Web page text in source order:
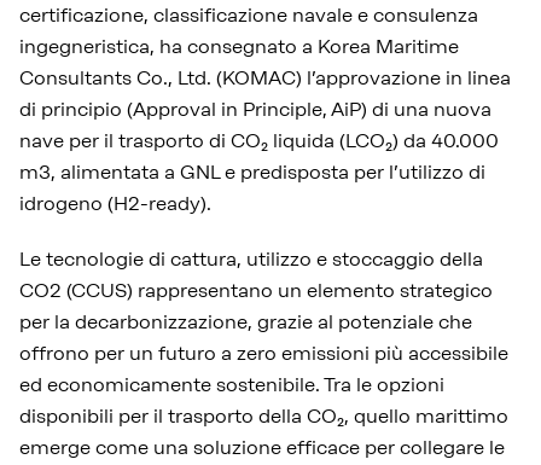
certificazione, classificazione navale e consulenza
ingegneristica, ha consegnato a Korea Maritime
Consultants Co., Ltd. (KOMAC) l’approvazione in linea
di principio (Approval in Principle, AiP) di una nuova
nave per il trasporto di CO₂ liquida (LCO₂) da 40.000
m3, alimentata a GNL e predisposta per l’utilizzo di
idrogeno (H2-ready).
Le tecnologie di cattura, utilizzo e stoccaggio della
CO2 (CCUS) rappresentano un elemento strategico
per la decarbonizzazione, grazie al potenziale che
offrono per un futuro a zero emissioni più accessibile
ed economicamente sostenibile. Tra le opzioni
disponibili per il trasporto della CO₂, quello marittimo
emerge come una soluzione efficace per collegare le